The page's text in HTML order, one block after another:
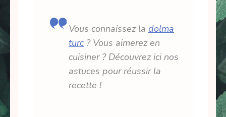
Vous connaissez la dolma
turc? Vous aimerez en
cuisiner ? Découvrez ici nos
astuces pour réussir la
recette !